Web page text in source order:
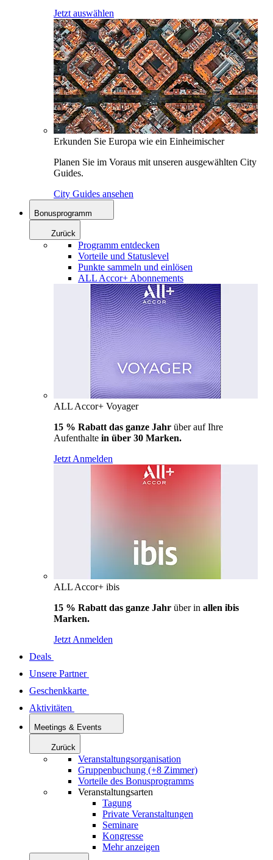
Jetzt auswählen
Erkunden Sie Europa wie ein Einheimischer
Planen Sie im Voraus mit unseren ausgewählten City
Guides.
City Guides ansehen
Bonusprogramm
Zurück
Programm entdecken
Vorteile und Statuslevel
Punkte sammeln und einlösen
ALL Accor+ Abonnements
ALL Accor+ Voyager
15 % Rabatt das ganze Jahr über auf Ihre
Aufenthalte in über 30 Marken.
Jetzt Anmelden
ALL Accor+ ibis
15 % Rabatt das ganze Jahr über in allen ibis
Marken.
Jetzt Anmelden
Deals
Unsere Partner
Geschenkkarte
Aktivitäten
Meetings & Events
Zurück
Veranstaltungsorganisation
Gruppenbuchung (+8 Zimmer)
Vorteile des Bonusprogramms
Veranstaltungsarten
Tagung
Private Veranstaltungen
Seminare
Kongresse
Mehr anzeigen